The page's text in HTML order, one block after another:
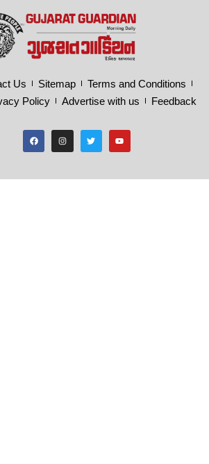
Us Sitemap
Terms and Conditions
Policy Advertise with us Feedback